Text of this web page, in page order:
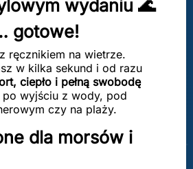
wydaniu 🌊
gotowe!
ręcznikiem na wietrze.
w kilka sekund i od razu
ciepło i pełną swobodę
po wyjściu z wody, pod
czy na plaży.
dla morsów i